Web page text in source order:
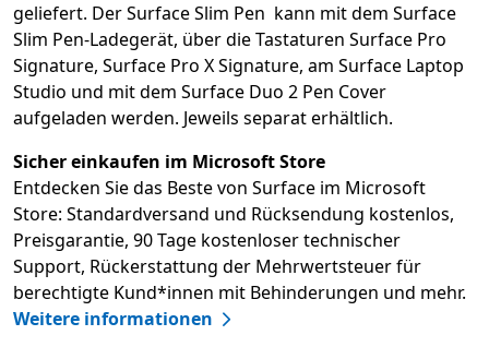
geliefert. Der Surface Slim Pen kann mit dem Surface
Slim Pen-Ladegerät, über die Tastaturen Surface Pro
Signature, Surface Pro X Signature, am Surface Laptop
Studio und mit dem Surface Duo 2 Pen Cover
aufgeladen werden. Jeweils separat erhältlich.
Sicher einkaufen im Microsoft Store​
Entdecken Sie das Beste von Surface im Microsoft
Store: Standardversand und Rücksendung kostenlos,
Preisgarantie, 90 Tage kostenloser technischer
Support, Rückerstattung der Mehrwertsteuer für
berechtigte Kund*innen mit Behinderungen und mehr.​
Weitere informationen